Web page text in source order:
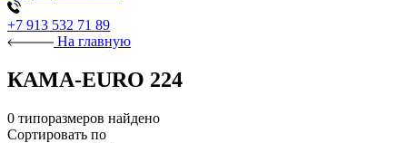
+7 913 532 71 89
На главную
КАМА-EURO 224
0 типоразмеров найдено
Сортировать по